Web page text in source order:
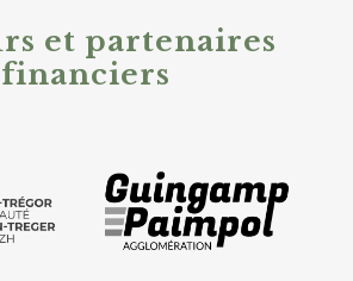
et partenaires
financiers